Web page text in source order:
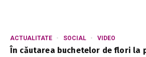
ACTUALITATE SOCIAL VIDEO
În căutarea buchetelor de flori la